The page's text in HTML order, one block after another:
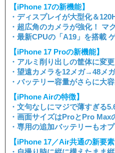
【iPhone 17の新機能】
・ディスプレイが大型化＆
・超広角のカメラが強化！ マ
・最新CPUの「A19」を搭載
【iPhone 17 Proの新機能】
・アルミ削り出しの筐体に変
・望遠カメラを12メガ→48メ
・バッテリー容量がさらに大
【iPhone Airの特徴】
・文句なしにマジで薄すぎる
・画面サイズはProとPro Max
・専用の追加バッテリーもオ
【iPhone 17／Air共通の新要素